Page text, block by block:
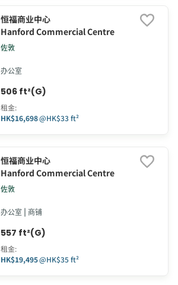
恒福商业中心
Hanford Commercial Centre
佐敦
办公室
506 ft²(G)
租金:
HK$16,698@HK$33 ft²
恒福商业中心
Hanford Commercial Centre
佐敦
办公室 | 商铺
557 ft²(G)
租金:
HK$19,495@HK$35 ft²